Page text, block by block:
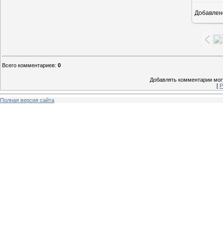
Всего комментариев: 0
Добавлять комментарии
[
Полная версия сайта